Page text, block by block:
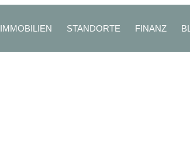
IMMOBILIEN STANDORTE FINANZ